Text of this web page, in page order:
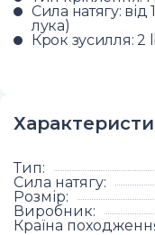
Сила натягу: від
лука)
Крок зусилля: 2
Тип:
Сила натягу:
Розмір:
Виробник:
Країна